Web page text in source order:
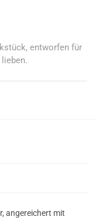
entworfen für
angereichert mit